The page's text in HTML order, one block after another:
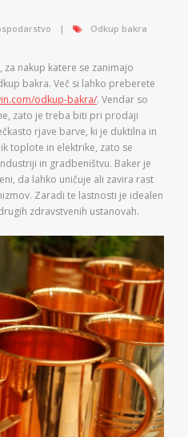
Odkup bakra
nakup katere se zanimajo
bakra. Več si lahko preberete
odkup-bakra/. Vendar so
zato je treba biti pri prodaji
rjave barve, ki je duktilna in
toplote in elektrike, zato se
in gradbeništvu. Baker je
da lahko uničuje ali zavira rast
Zaradi te lastnosti je idealen
zdravstvenih ustanovah.